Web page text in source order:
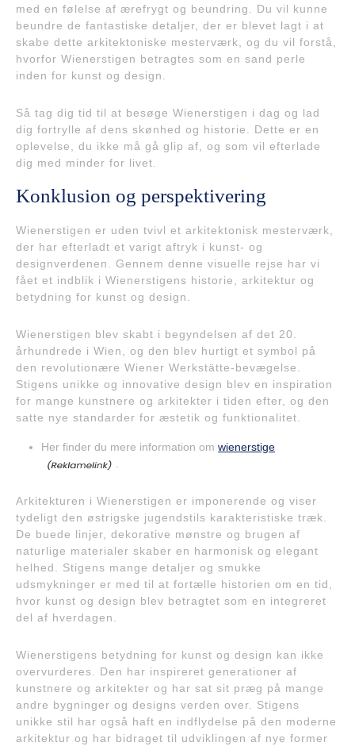
med en følelse af ærefrygt og beundring. Du vil kunne
beundre de fantastiske detaljer, der er blevet lagt i at
skabe dette arkitektoniske mesterværk, og du vil forstå,
hvorfor Wienerstigen betragtes som en sand perle
inden for kunst og design.
Så tag dig tid til at besøge Wienerstigen i dag og lad
dig fortrylle af dens skønhed og historie. Dette er en
oplevelse, du ikke må gå glip af, og som vil efterlade
dig med minder for livet.
Konklusion og perspektivering
Wienerstigen er uden tvivl et arkitektonisk mesterværk,
der har efterladt et varigt aftryk i kunst- og
designverdenen. Gennem denne visuelle rejse har vi
fået et indblik i Wienerstigens historie, arkitektur og
betydning for kunst og design.
Wienerstigen blev skabt i begyndelsen af det 20.
århundrede i Wien, og den blev hurtigt et symbol på
den revolutionære Wiener Werkstätte-bevægelse.
Stigens unikke og innovative design blev en inspiration
for mange kunstnere og arkitekter i tiden efter, og den
satte nye standarder for æstetik og funktionalitet.
Her finder du mere information om wienerstige
.
Arkitekturen i Wienerstigen er imponerende og viser
tydeligt den østrigske jugendstils karakteristiske træk.
De buede linjer, dekorative mønstre og brugen af
naturlige materialer skaber en harmonisk og elegant
helhed. Stigens mange detaljer og smukke
udsmykninger er med til at fortælle historien om en tid,
hvor kunst og design blev betragtet som en integreret
del af hverdagen.
Wienerstigens betydning for kunst og design kan ikke
overvurderes. Den har inspireret generationer af
kunstnere og arkitekter og har sat sit præg på mange
andre bygninger og designs verden over. Stigens
unikke stil har også haft en indflydelse på den moderne
arkitektur og har bidraget til udviklingen af nye former